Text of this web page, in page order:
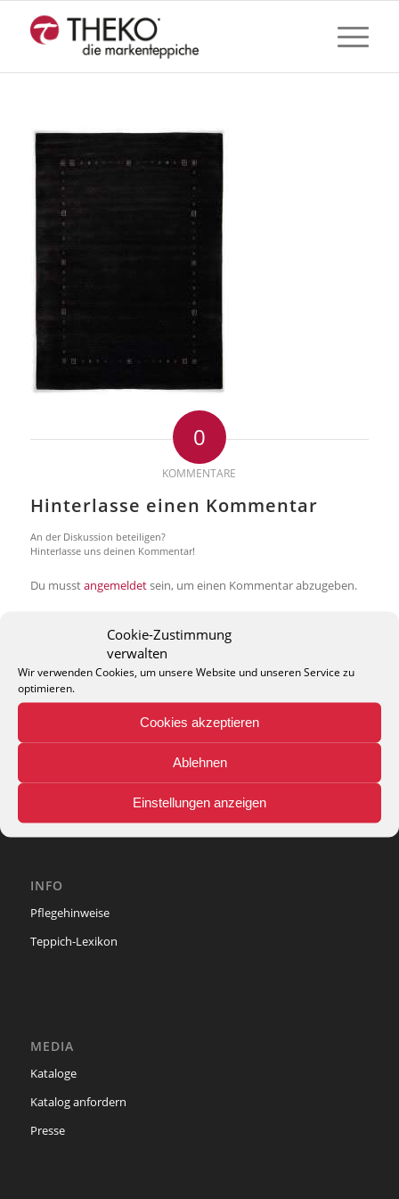
Cookie-Zustimmung
verwalten
Wir verwenden Cookies, um unsere Website und unseren Service zu
optimieren.
Cookies akzeptieren
Ablehnen
Einstellungen anzeigen
0
KOMMENTARE
Hinterlasse einen Kommentar
An der Diskussion beteiligen?
Hinterlasse uns deinen Kommentar!
Du musstangemeldetsein, um einen Kommentar abzugeben.
THEO KELLER GMBH
phone: + 49 (2327) 3083 - 20
e-mail:info@theko-collection.com
INFO
Pflegehinweise
Teppich-Lexikon
MEDIA
Kataloge
Katalog anfordern
Presse